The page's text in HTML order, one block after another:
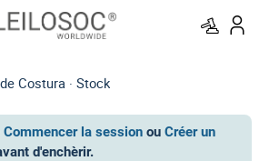
Costura · Stock
Commencer la session ou Créer un
d'enchèrir.